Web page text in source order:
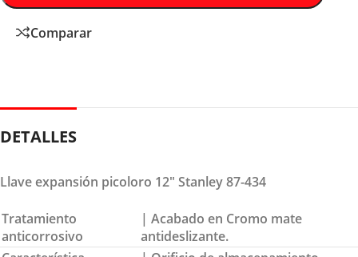
Comparar
DETALLES
Llave expansión picoloro 12″ Stanley 87-434
Tratamiento
anticorrosivo
| Acabado en Cromo mate
antideslizante.